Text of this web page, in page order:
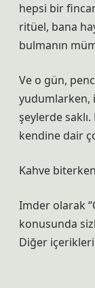
hepsi bir
ritüel, bana
bulmanın
Ve o gün,
yudumlarken,
şeylerde
kendine dair
Kahve
Imder olarak
konusunda
Diğer